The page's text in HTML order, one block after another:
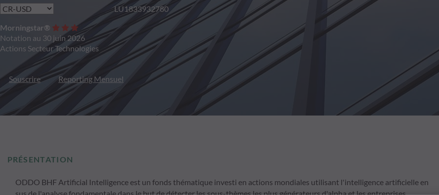
LU1833932780
Morningstar®
Notation au 30 juin 2026
Actions Secteur Technologies
Souscrire Reporting Mensuel
PRÉSENTATION
ODDO BHF Artificial Intelligence est un fonds thématique investi en actions mondiales utilisant l'intelligence artificielle en